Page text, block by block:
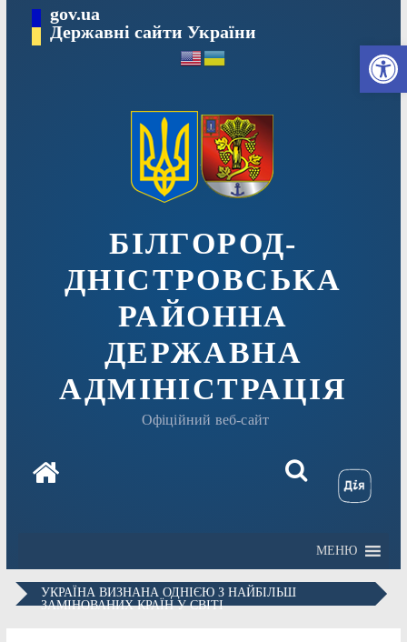
вмісту
gov.ua
Державні сайти України
БІЛГОРОД-
ДНІСТРОВСЬКА
РАЙОННА
ДЕРЖАВНА
АДМІНІСТРАЦІЯ
Офіційний веб-сайт
МЕНЮ
УКРАЇНА ВИЗНАНА ОДНІЄЮ З НАЙБІЛЬШ
ЗАМІНОВАНИХ КРАЇН У СВІТІ